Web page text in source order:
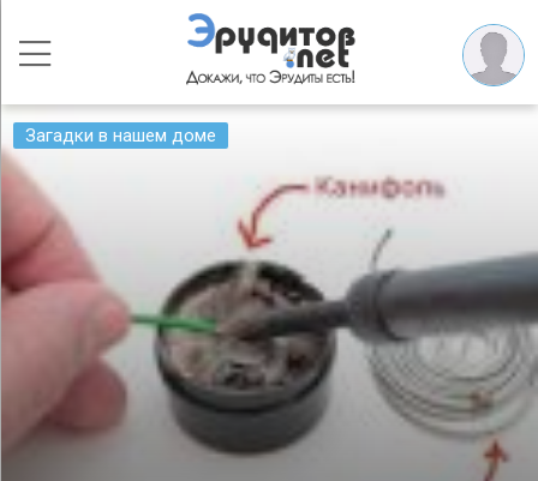
Загадки в нашем доме